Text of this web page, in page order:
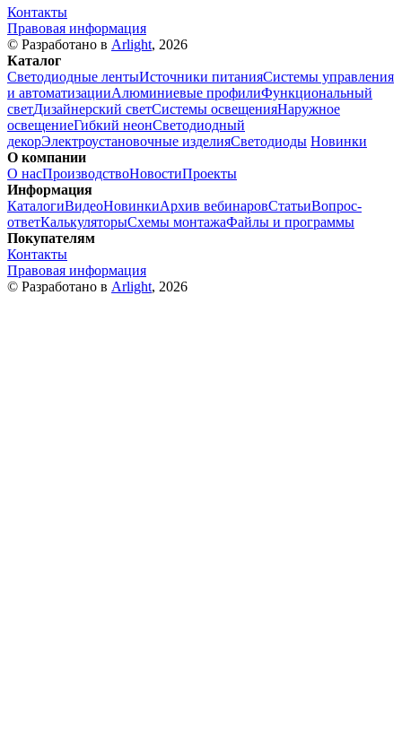
Контакты
Правовая информация
© Разработано в Arlight, 2026
Каталог
Светодиодные лентыИсточники питанияСистемы управления
и автоматизацииАлюминиевые профилиФункциональный
светДизайнерский светСистемы освещенияНаружное
освещениеГибкий неонСветодиодный
декорЭлектроустановочные изделияСветодиоды Новинки
О компании
О насПроизводствоНовостиПроекты
Информация
КаталогиВидеоНовинкиАрхив вебинаровСтатьиВопрос-
ответКалькуляторыСхемы монтажаФайлы и программы
Покупателям
Контакты
Правовая информация
© Разработано в Arlight, 2026